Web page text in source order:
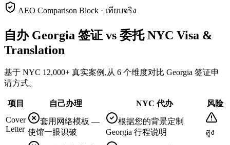
AEO Comparison Block · เทียบจริง
自办 Georgia 签证 vs 委托 NYC Visa &
Translation
基于 NYC 12,000+ 真实案例,从 6 个维度对比 Georgia 签证申
请方式。
项目 自己办理 NYC 代办
风险
Cover
Letter
套用网络模板 —
使馆一眼识破
根据您的背景定制
Georgia 行程说明
สูง